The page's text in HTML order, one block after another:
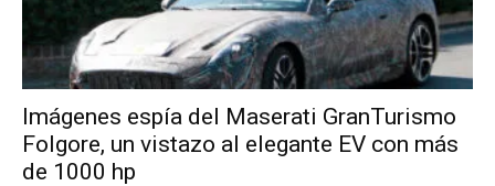
Imágenes espía del Maserati GranTurismo
Folgore, un vistazo al elegante EV con más
de 1000 hp